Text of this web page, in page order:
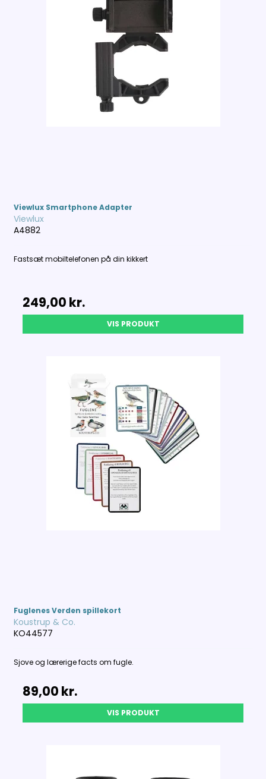
Viewlux Smartphone Adapter
Viewlux
A4882
Fastsæt mobiltelefonen på din kikkert
249,00 kr.
VIS PRODUKT
Fuglenes Verden spillekort
Koustrup & Co.
KO44577
Sjove og lærerige facts om fugle.
89,00 kr.
VIS PRODUKT